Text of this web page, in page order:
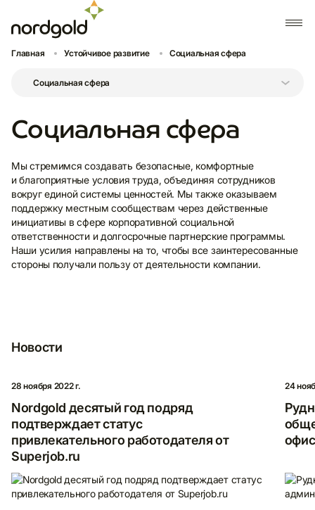
Главная Устойчивое развитие Социальная сфера
Социальная сфера
Мы стремимся создавать безопасные, комфортные
и благоприятные условия труда, объединяя сотрудников
вокруг единой системы ценностей. Мы также оказываем
поддержку местным сообществам через действенные
инициативы в сфере корпоративной социальной
ответственности и долгосрочные партнерские программы.
Наши усилия направлены на то, чтобы все заинтересованные
стороны получали пользу от деятельности компании.
Новости
28 ноября 2022 г.
Nordgold десятый год подряд
подтверждает статус
привлекательного работодателя от
Superjob.ru
24